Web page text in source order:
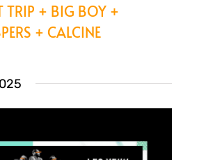
TRIP + BIG BOY +
+ CALCINE